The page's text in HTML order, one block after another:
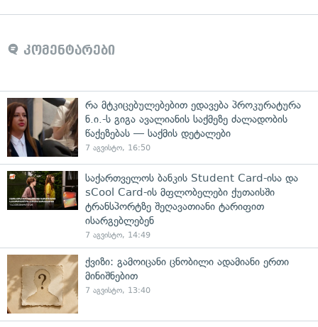
კომენტარები
რა მტკიცებულებებით ედავება პროკურატურა
ნ.ი.-ს გიგა ავალიანის საქმეზე ძალადობის
წაქეზებას — საქმის დეტალები
7 აგვისტო, 16:50
საქართველოს ბანკის Student Card-ისა და
sCool Card-ის მფლობელები ქუთაისში
ტრანსპორტზე შეღავათიანი ტარიფით
ისარგებლებენ
7 აგვისტო, 14:49
ქვიზი: გამოიცანი ცნობილი ადამიანი ერთი
მინიშნებით
7 აგვისტო, 13:40